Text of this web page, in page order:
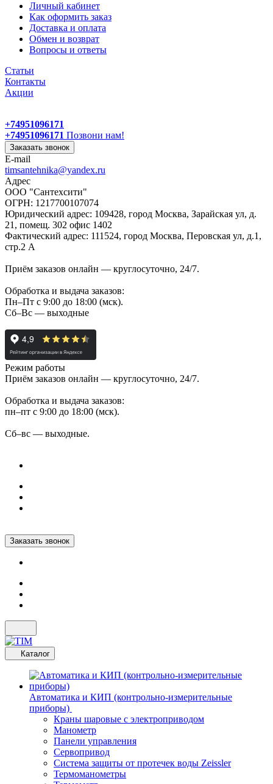
Личный кабинет
Как оформить заказ
Доставка и оплата
Обмен и возврат
Вопросы и ответы
Статьи
Контакты
Акции
+74951096171
+74951096171 Позвони нам!
Заказать звонок
E-mail
timsantehnika@yandex.ru
Адрес
ООО "Сантехсити"
ОГРН: 1217700107074
Юридический адрес: 109428, город Москва, Зарайская ул, д.
21, помещ. 302 офис 1402
Фактический адрес: 111524, город Москва, Перовская ул, д.1,
стр.2 А
Приём заказов онлайн — круглосуточно, 24/7.
Обработка и выдача заказов:
Пн–Пт с 9:00 до 18:00 (мск).
Сб–Вс — выходные
Режим работы
Приём заказов онлайн — круглосуточно, 24/7.
Обработка и выдача заказов:
пн–пт с 9:00 до 18:00 (мск).
Сб–вс — выходные.
Заказать звонок
Каталог
Автоматика и КИП (контрольно-измерительные
приборы)
Краны шаровые с электроприводом
Манометр
Панели управления
Сервопривод
Система защиты от протечек воды Zeissler
Термоманометры